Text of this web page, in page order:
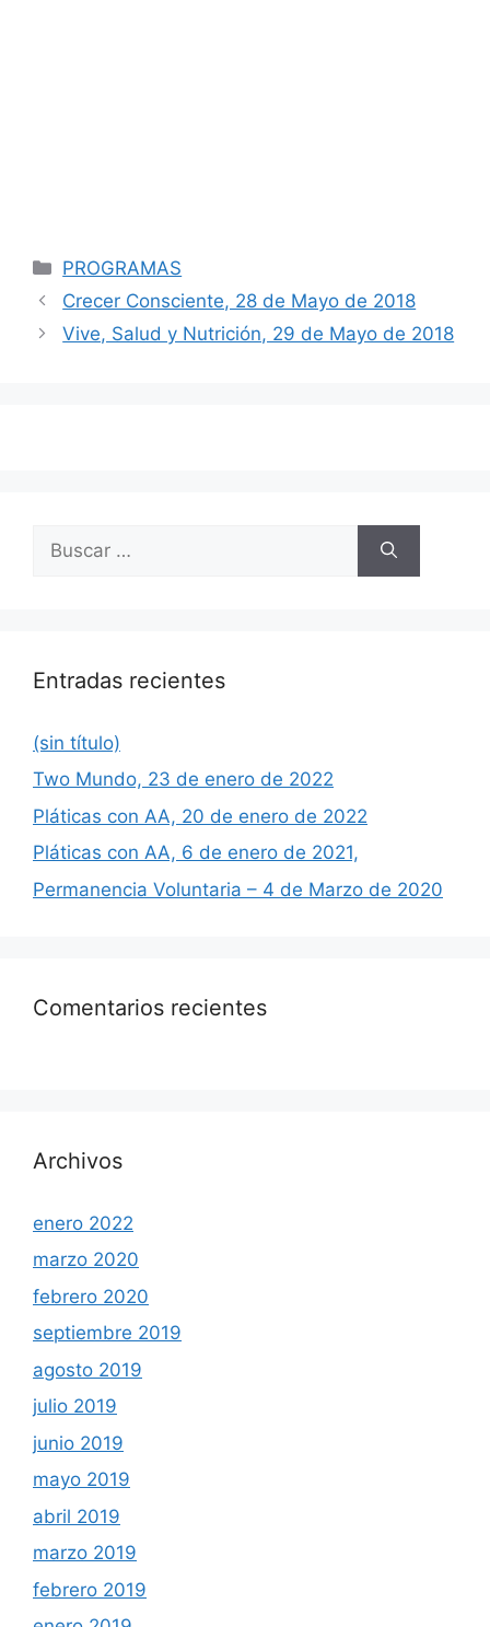
Categorías
PROGRAMAS
Navegación
de
entradas
Crecer Consciente, 28 de Mayo de 2018
Vive, Salud y Nutrición, 29 de Mayo de 2018
Entradas recientes
(sin título)
Two Mundo, 23 de enero de 2022
Pláticas con AA, 20 de enero de 2022
Pláticas con AA, 6 de enero de 2021,
Permanencia Voluntaria – 4 de Marzo de 2020
Comentarios recientes
Archivos
enero 2022
marzo 2020
febrero 2020
septiembre 2019
agosto 2019
julio 2019
junio 2019
mayo 2019
abril 2019
marzo 2019
febrero 2019